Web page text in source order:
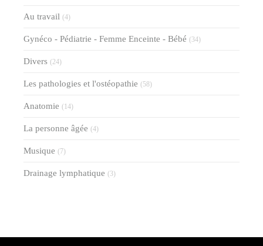
Au travail (4)
Gynéco - Pédiatrie - Femme Enceinte - Bébé (34)
Divers (24)
Les pathologies et l'ostéopathie (58)
Anatomie (14)
La personne âgée (4)
Musique (7)
Drainage lymphatique (3)